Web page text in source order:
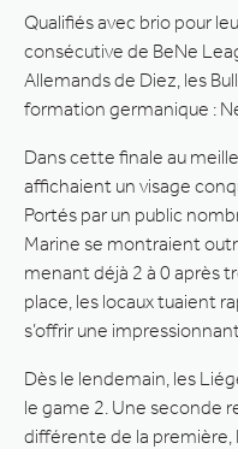
Qualifiés avec brio pour
consécutive de BeNe
Allemands de Diez, les
formation germanique :
Dans cette finale au
affichaient un visage
Portés par un public
Marine se montraient
menant déjà 2 à 0 après
place, les locaux tuaient
s’offrir une
Dès le lendemain, les
le game 2. Une seconde
différente de la première,